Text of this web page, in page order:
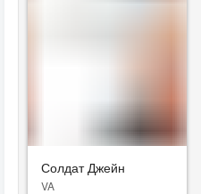
Солдат Джейн
VA